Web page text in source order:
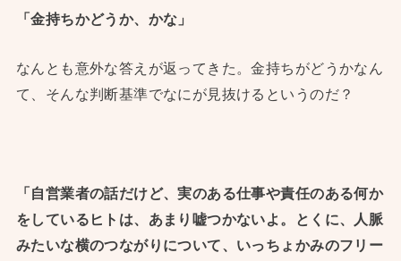
「金持ちかどうか、かな」
なんとも意外な答えが返ってきた。金持ちがどうかなん
て、そんな判断基準でなにが見抜けるというのだ？
「自営業者の話だけど、実のある仕事や責任のある何か
をしているヒトは、あまり嘘つかないよ。とくに、人脈
みたいな横のつながりについて、いっちょかみのフリー